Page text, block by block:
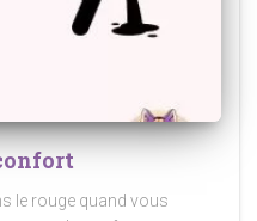
le rouge quand vous